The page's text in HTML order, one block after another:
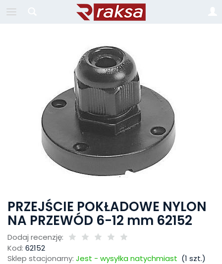
PRZEJŚCIE POKŁADOWE NYLON
NA PRZEWÓD 6-12 mm 62152
Dodaj recenzję:
Kod: 62152
Sklep stacjonarny: Jest - wysyłka natychmiast (1 szt.)